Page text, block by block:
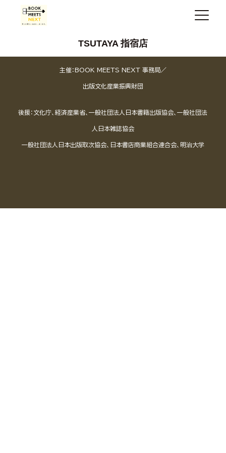
TSUTAYA 指宿店
主催：BOOK MEETS NEXT 事務局／
出版文化産業振興財団
後援：文化庁、経済産業省、一般社団法人日本書籍出版協会、一般社団法
人日本雑誌協会
一般社団法人日本出版取次協会、日本書店商業組合連合会、明治大学